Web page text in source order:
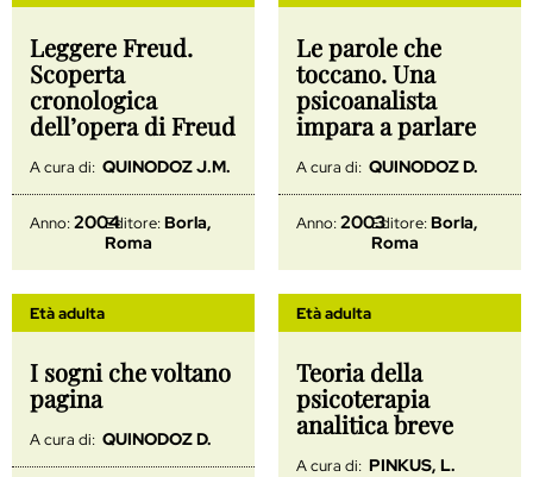
Leggere Freud.
Scoperta
cronologica
dell’opera di Freud
A cura di: QUINODOZ J.M.
Anno:2004Editore:Borla,
Roma
Le parole che
toccano. Una
psicoanalista
impara a parlare
A cura di: QUINODOZ D.
Anno:2003Editore:Borla,
Roma
Età adulta
I sogni che voltano
pagina
A cura di: QUINODOZ D.
Età adulta
Teoria della
psicoterapia
analitica breve
A cura di: PINKUS, L.